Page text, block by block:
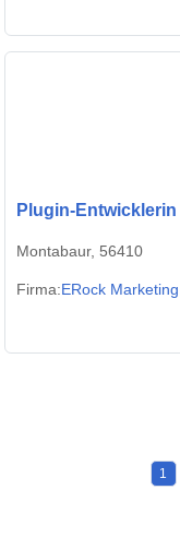
Plugin-
Montabaur, 56410
Firma:ERock Marketing
1